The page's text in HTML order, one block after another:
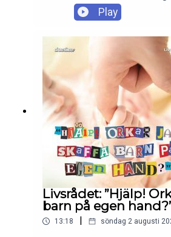
nyligen dök upp i den
snackar högersidans
göra skrämselpropaganda av
Europas verkliga lektion
att ingå migrationsavtal med
regimer. Vi hinner även snacka
vodkapluntor och Rick Ross.
Play
Livsrådet: ”Hjälp!
barn på egen
13:18 söndag 2 augusti